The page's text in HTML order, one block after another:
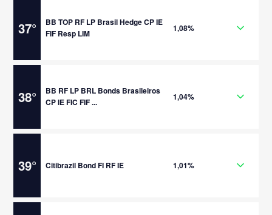
37°
BB TOP RF LP Brasil Hedge CP IE
FIF Resp LIM
1,08%
38°
BB RF LP BRL Bonds Brasileiros
CP IE FIC FIF ...
1,04%
39° Citibrazil Bond FI RF IE 1,01%